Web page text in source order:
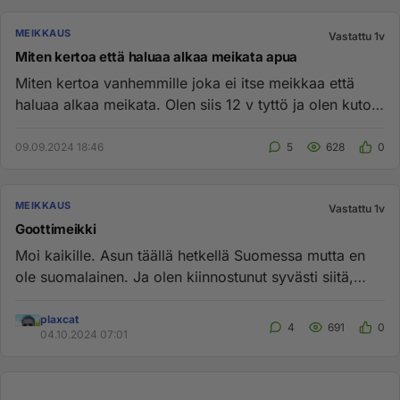
MEIKKAUS Vastattu 1v
Miten kertoa että haluaa alkaa meikata apua
Miten kertoa vanhemmille joka ei itse meikkaa että
haluaa alkaa meikata. Olen siis 12 v tyttö ja olen kutos
09.09.2024 18:46 5 628 0
MEIKKAUS Vastattu 1v
Goottimeikki
Moi kaikille. Asun täällä hetkellä Suomessa mutta en
ole suomalainen. Ja olen kiinnostunut syvästi siitä,
plaxcat
04.10.2024 07:01
4 691 0